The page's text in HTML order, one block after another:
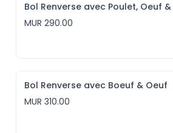
MUR 290.00
Bol Renverse avec Boeuf & Oeuf
MUR 310.00